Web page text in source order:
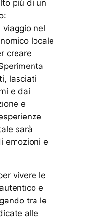
più di un
viaggio nel
locale
creare
lasciati
e dai
e
sarà
emozioni e
vivere le
e
tra le
alle